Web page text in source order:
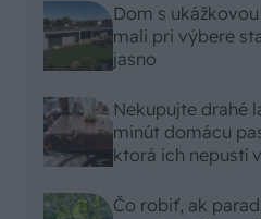
Dom s
mali pri výbere
jasno
Nekupujte drahé
minút domácu
ktorá ich nepustí
Čo robiť, ak